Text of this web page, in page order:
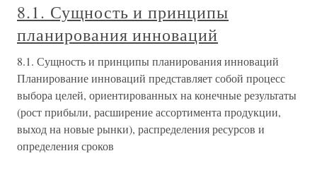
8.1. Сущность и принципы
планирования инноваций
8.1. Сущность и принципы планирования инноваций
Планирование инноваций представляет собой процесс
выбора целей, ориентированных на конечные результаты
(рост прибыли, расширение ассортимента продукции,
выход на новые рынки), распределения ресурсов и
определения сроков